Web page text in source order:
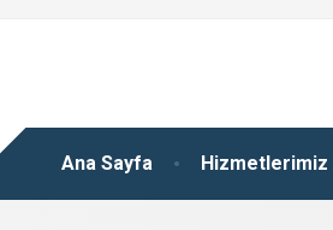
Ana Sayfa Hizmetlerimiz